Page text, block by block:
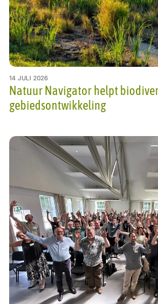
14 JULI 2026
Natuur Navigator helpt
gebiedsontwikkeling